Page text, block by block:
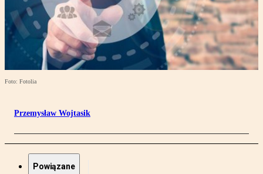
Foto: Fotolia
Przemysław Wojtasik
Powiązane